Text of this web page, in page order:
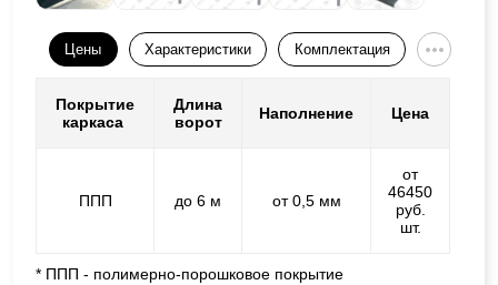
Цены Характеристики Комплектация
Покрытие
каркаса
Длина
ворот
Наполнение Цена
ППП до 6 м от 0,5 мм
от
46450
руб.
шт.
* ППП - полимерно-порошковое покрытие